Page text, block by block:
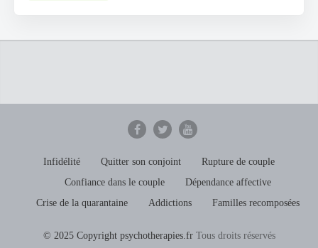
Infidélité Quitter son conjoint
Rupture de couple
Confiance dans le couple
Dépendance affective
Crise de la quarantaine
Addictions Familles recomposées
© 2025 Copyright psychotherapies.frTous droits réservés